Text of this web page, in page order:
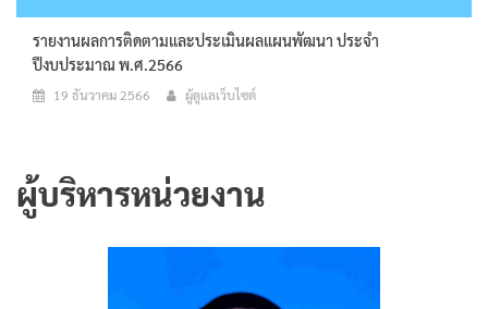
รายงานผลการติดตามและประเมินผลแผนพัฒนา ประจำ
ปีงบประมาณ พ.ศ.2566
19 ธันวาคม 2566 ผู้ดูแลเว็บไซต์
ผู้บริหารหน่วยงาน